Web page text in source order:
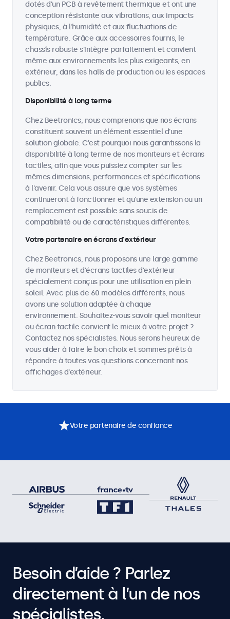
dotés d'un PCB à revêtement thermique et ont une
conception résistante aux vibrations, aux impacts
physiques, à l'humidité et aux fluctuations de
température. Grâce aux accessoires fournis, le
chassîs robuste s'intègre parfaitement et convient
même aux environnements les plus exigeants, en
extérieur, dans les halls de production ou les espaces
publics.
Disponibilité à long terme
Chez Beetronics, nous comprenons que nos écrans
constituent souvent un élément essentiel d'une
solution globale. C'est pourquoi nous garantissons la
disponibilité à long terme de nos moniteurs et écrans
tactiles, afin que vous puissiez compter sur les
mêmes dimensions, performances et spécifications
à l'avenir. Cela vous assure que vos systèmes
continueront à fonctionner et qu'une extension ou un
remplacement est possible sans soucis de
compatibilité ou de caractéristiques différentes.
Votre partenaire en écrans d'extérieur
Chez Beetronics, nous proposons une large gamme
de moniteurs et d'écrans tactiles d'extérieur
spécialement conçus pour une utilisation en plein
soleil. Avec plus de 60 modèles différents, nous
avons une solution adaptée à chaque
environnement. Souhaitez-vous savoir quel moniteur
ou écran tactile convient le mieux à votre projet ?
Contactez nos spécialistes. Nous serons heureux de
vous aider à faire le bon choix et sommes prêts à
répondre à toutes vos questions concernant nos
affichages d'extérieur.
Votre partenaire de confiance
Besoin d’aide ? Parlez
directement à l’un de nos
spécialistes.